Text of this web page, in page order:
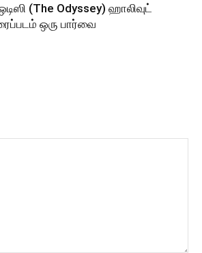
(The Odyssey) ஹாலிவுட்
ஒரு பார்வை